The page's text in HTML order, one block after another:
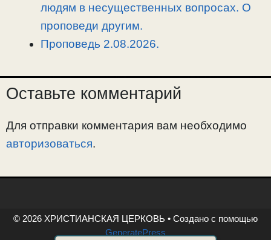
людям в несущественных вопросах. О
проповеди другим.
Проповедь 2.08.2026.
Оставьте комментарий
Для отправки комментария вам необходимо
авторизоваться.
© 2026 ХРИСТИАНСКАЯ ЦЕРКОВЬ • Создано с помощью
GeneratePress